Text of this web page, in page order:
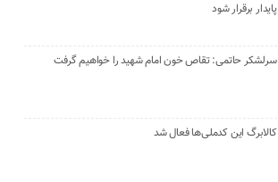
پایدار برقرار شود
سرلشکر حاتمی: تقاص خون امام شهید را خواهیم گرفت
کالابرگ این کدملی‌ها فعال شد